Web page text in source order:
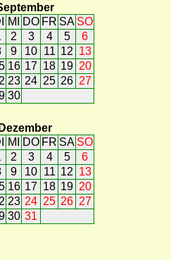
MI DO FR SA SO
2 3 4 5
6
9 10 11 12 13
16 17 18 19 20
23 24 25 26 27
30
Dezember
MI DO FR SA SO
2 3 4 5
6
9 10 11 12 13
16 17 18 19 20
23 24 25 26 27
30 31